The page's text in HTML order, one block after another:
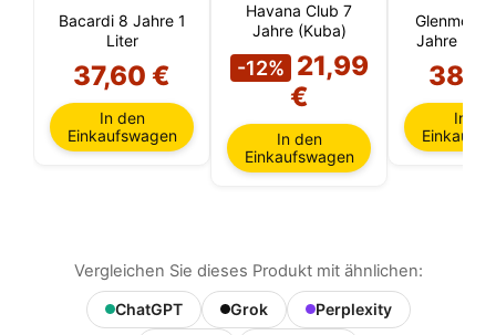
Bacardi 8 Jahre 1
Liter
37,60 €
In den
Einkaufswagen
Havana Club 7
Jahre (Kuba)
-12% 21,99
€
In den
Einkaufswagen
Jahre
In
Vergleichen Sie dieses Produkt mit ähnlichen:
ChatGPT Grok
Perplexity